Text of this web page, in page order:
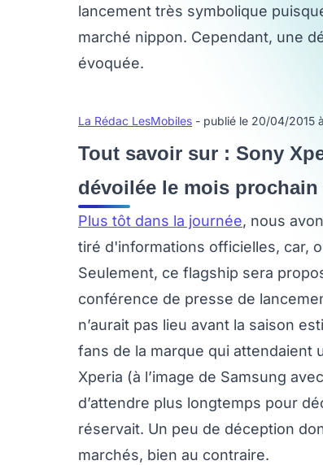
lancement très symbolique
marché nippon. Cependant, une
évoquée.
La Rédac LesMobiles - publié le 20/04/2015
Tout savoir sur : Sony
dévoilée le mois prochain
Plus tôt dans la journée, nous
tiré d'informations officielles, car,
Seulement, ce flagship sera
conférence de presse de
n’aurait pas lieu avant la saison
fans de la marque qui attendaient
Xperia (à l’image de Samsung
d’attendre plus longtemps pour
réservait. Un peu de déception
marchés, bien au contraire.